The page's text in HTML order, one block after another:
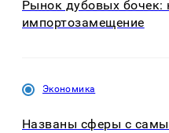
Рынок дубовых бочек:
импортозамещение
Экономика
Названы сферы с